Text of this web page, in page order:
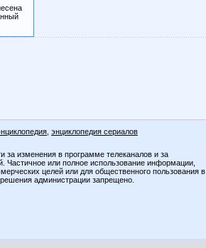
энциклопедия сериалов
за изменения в программе телеканалов и за
Частичное или полное использование информации,
целей или для общественного пользования в
администрации запрещено.